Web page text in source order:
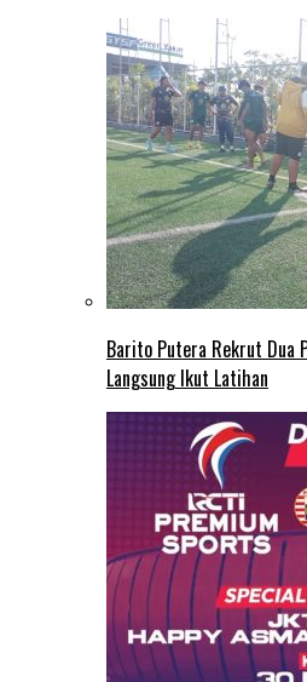
Barito Putera Rekrut Dua
Langsung Ikut Latihan